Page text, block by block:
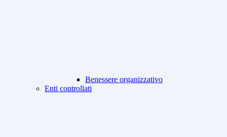
Benessere organizzativo
Enti controllati